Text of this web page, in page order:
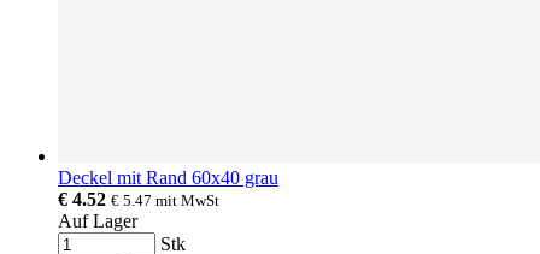
Deckel mit Rand 60x40 grau
€ 4.52 € 5.47 mit MwSt
Auf Lager
Stk